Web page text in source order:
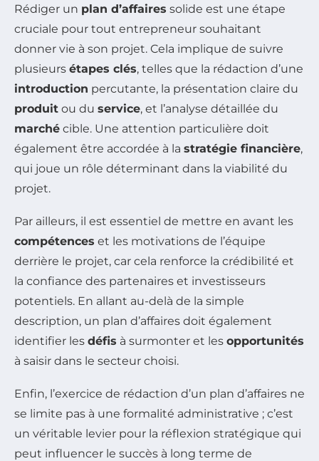
Rédiger un plan d’affaires solide est une étape
cruciale pour tout entrepreneur souhaitant
donner vie à son projet. Cela implique de suivre
plusieurs étapes clés, telles que la rédaction d’une
introduction percutante, la présentation claire du
produit ou du service, et l’analyse détaillée du
marché cible. Une attention particulière doit
également être accordée à la stratégie financière,
qui joue un rôle déterminant dans la viabilité du
projet.
Par ailleurs, il est essentiel de mettre en avant les
compétences et les motivations de l’équipe
derrière le projet, car cela renforce la crédibilité et
la confiance des partenaires et investisseurs
potentiels. En allant au-delà de la simple
description, un plan d’affaires doit également
identifier les défis à surmonter et les opportunités
à saisir dans le secteur choisi.
Enfin, l’exercice de rédaction d’un plan d’affaires ne
se limite pas à une formalité administrative ; c’est
un véritable levier pour la réflexion stratégique qui
peut influencer le succès à long terme de